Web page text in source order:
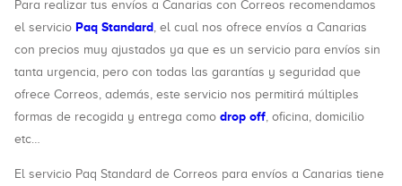
Para realizar tus envíos a Canarias con Correos recomendamos
el servicio Paq Standard, el cual nos ofrece envíos a Canarias
con precios muy ajustados ya que es un servicio para envíos sin
tanta urgencia, pero con todas las garantías y seguridad que
ofrece Correos, además, este servicio nos permitirá múltiples
formas de recogida y entrega como drop off, oficina, domicilio
etc…
El servicio Paq Standard de Correos para envíos a Canarias tiene